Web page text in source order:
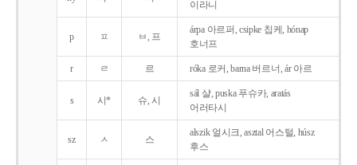
이라니
p ㅍ ㅂ, 프
árpa 아르퍼, csipke 칩케, hónap
호너프
r ㄹ 르 róka 로커, barna 버르너, ár 아르
s 시* 슈, 시
sál 샬, puska 푸슈카, aratás
어러타시
sz ㅅ 스
alszik 얼시크, asztal 어스털, húsz
후스